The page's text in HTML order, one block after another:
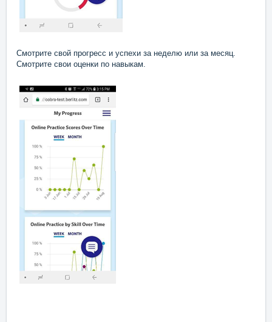
Смотрите свой прогресс и успехи за неделю или за месяц.
Смотрите свои оценки по навыкам.